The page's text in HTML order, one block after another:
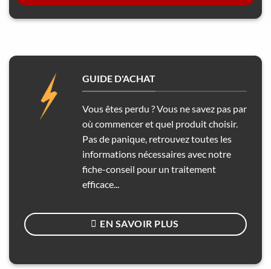
GUIDE D'ACHAT
Vous êtes perdu ? Vous ne savez pas par
où commencer et quel produit choisir.
Pas de panique, retrouvez toutes les
informations nécessaires avec notre
fiche-conseil pour un traitement
efficace...
EN SAVOIR PLUS